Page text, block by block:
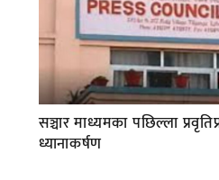
सञ्चार माध्यमका पछिल्ला
ध्यानाकर्षण